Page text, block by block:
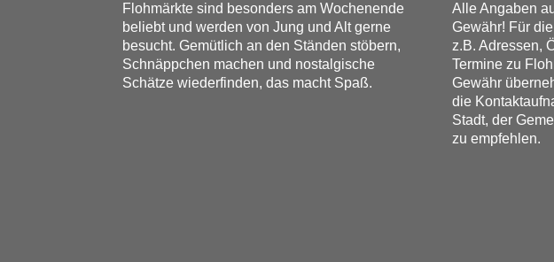
Flohmärkte sind besonders am Wochenende
beliebt und werden von Jung und Alt gerne
besucht. Gemütlich an den Ständen stöbern,
Schnäppchen machen und nostalgische
Schätze wiederfinden, das macht Spaß.
Alle Angaben
Gewähr! Für
z.B. Adressen,
Termine zu
Gewähr
die
Stadt, der
zu empfehlen.